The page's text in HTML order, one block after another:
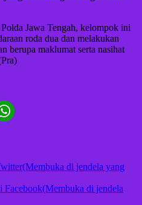
Jawa Tengah, kelompok ini
roda dua dan melakukan
berupa maklumat serta nasihat
di jendela yang
di jendela